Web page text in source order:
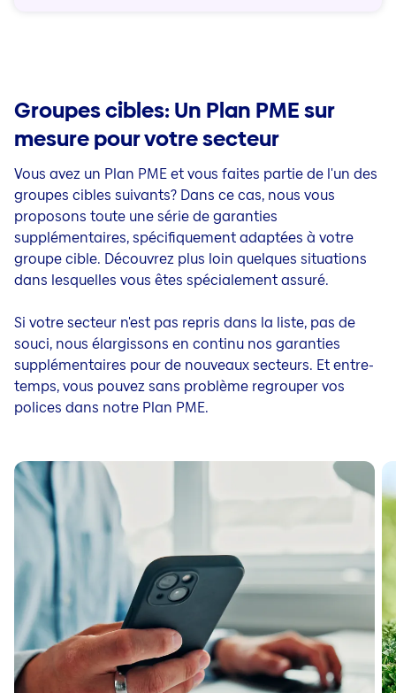
Groupes cibles: Un Plan PME sur
mesure pour votre secteur
Vous avez un Plan PME et vous faites partie de l'un des
groupes cibles suivants? Dans ce cas, nous vous
proposons toute une série de garanties
supplémentaires, spécifiquement adaptées à votre
groupe cible. Découvrez plus loin quelques situations
dans lesquelles vous êtes spécialement assuré.
Si votre secteur n'est pas repris dans la liste, pas de
souci, nous élargissons en continu nos garanties
supplémentaires pour de nouveaux secteurs. Et entre-
temps, vous pouvez sans problème regrouper vos
polices dans notre Plan PME.